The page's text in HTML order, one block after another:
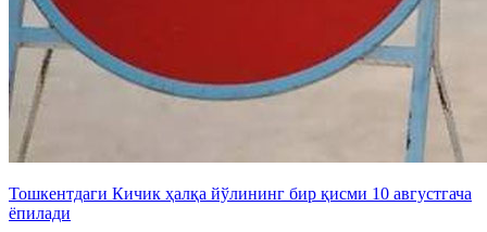
Тошкентдаги Кичик ҳалқа йўлининг бир қисми 10 августгача
ёпилади